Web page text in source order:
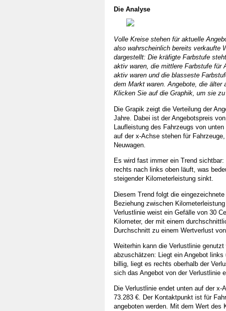
Die Analyse
Volle Kreise stehen für aktuelle
also wahrscheinlich bereits verkaufte
dargestellt: Die kräfigte Farbstufe
aktiv waren, die mittlere Farbstufe für
aktiv waren und die blasseste
dem Markt waren. Angebote, die älter
Klicken Sie auf die Graphik, um sie
Die Grapik zeigt die Verteilung der
Jahre. Dabei ist der Angebotspreis
Laufleistung des Fahrzeugs von
auf der x-Achse stehen für
Neuwagen.
Es wird fast immer ein Trend
rechts nach links oben läuft, was
steigender Kilometerleistung sinkt.
Diesem Trend folgt die
Beziehung zwischen
Verlustlinie weist ein Gefälle von 30
Kilometer, der mit einem
Durchschnitt zu einem Wertverlust
Weiterhin kann die Verlustlinie
abzuschätzen: Liegt ein Angebot
billig, liegt es rechts oberhalb der
sich das Angebot von der Verlustlinie
Die Verlustlinie endet unten auf der
73.283 €. Der Kontaktpunkt ist für
angeboten werden. Mit dem Wert